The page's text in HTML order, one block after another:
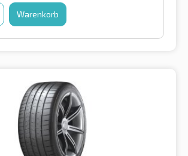
Warenkorb